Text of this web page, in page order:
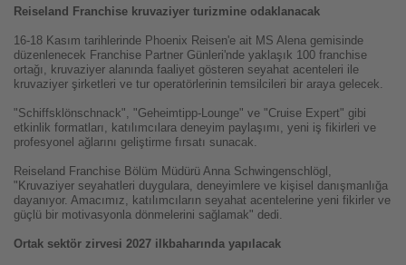
Reiseland Franchise kruvaziyer turizmine odaklanacak
16-18 Kasım tarihlerinde Phoenix Reisen'e ait MS Alena gemisinde
düzenlenecek Franchise Partner Günleri'nde yaklaşık 100 franchise
ortağı, kruvaziyer alanında faaliyet gösteren seyahat acenteleri ile
kruvaziyer şirketleri ve tur operatörlerinin temsilcileri bir araya gelecek.
"Schiffsklönschnack", "Geheimtipp-Lounge" ve "Cruise Expert" gibi
etkinlik formatları, katılımcılara deneyim paylaşımı, yeni iş fikirleri ve
profesyonel ağlarını geliştirme fırsatı sunacak.
Reiseland Franchise Bölüm Müdürü Anna Schwingenschlögl,
"Kruvaziyer seyahatleri duygulara, deneyimlere ve kişisel danışmanlığa
dayanıyor. Amacımız, katılımcıların seyahat acentelerine yeni fikirler ve
güçlü bir motivasyonla dönmelerini sağlamak" dedi.
Ortak sektör zirvesi 2027 ilkbaharında yapılacak